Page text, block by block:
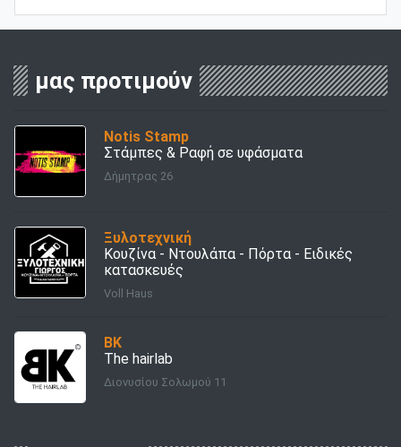
μας προτιμούν
Notis Stamp
Στάμπες & Ραφή σε υφάσματα
Δήμητρας 26
Ξυλοτεχνική
Κουζίνα - Ντουλάπα - Πόρτα - Ειδικές
κατασκευές
Voll Haus
BK
The hairlab
Διονυσίου Σολωμού 11